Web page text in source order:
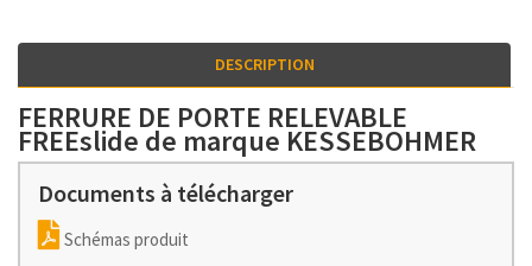
DESCRIPTION
FERRURE DE PORTE RELEVABLE
FREEslide de marque KESSEBOHMER
Documents à télécharger
Schémas produit